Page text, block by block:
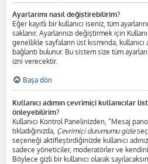
Ayarlarımı nasıl değiştirebilirim?
Eğer kayıtlı bir kullanıcı iseniz, tüm
saklanır. Ayarlarınızı değiştirmek için
genellikle sayfaların üst kısmında, kullanıcı
bağlantı bulunur. Bu sistem size tüm
izni verecektir.
Başa dön
Kullanıcı adımın çevrimiçi kullanıcılar
önleyebilirim?
Kullanıcı Kontrol Panelinizden, “Mesaj
tıkladığınızda, Çevrimiçi durumumu gizle
seçeneği aktifleştirdiğinizde kullanıcı
sadece yöneticiler, moderatörler ve
Böylece gizli bir kullanıcı olarak